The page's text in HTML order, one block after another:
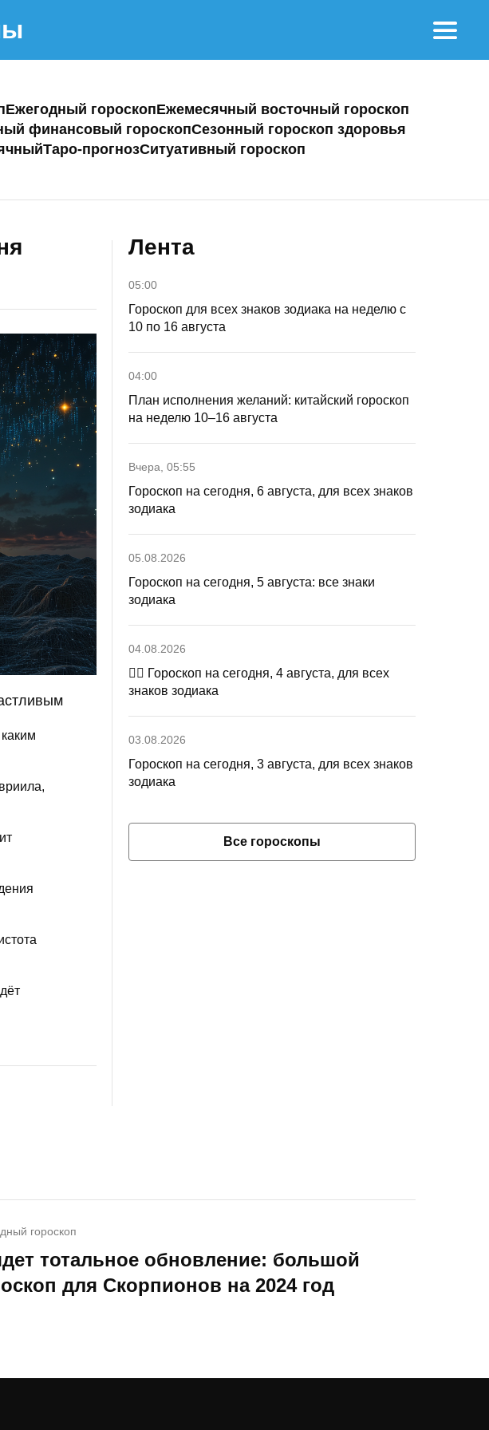
Ежегодный гороскопЕжемесячный восточный гороскоп
финансовый гороскопСезонный гороскоп здоровья
Таро-прогнозСитуативный гороскоп
Лента
05:00
Гороскоп для всех знаков зодиака на неделю с
10 по 16 августа
04:00
План исполнения желаний: китайский гороскоп
на неделю 10–16 августа
Вчера, 05:55
Гороскоп на сегодня, 6 августа, для всех знаков
зодиака
05.08.2026
Гороскоп на сегодня, 5 августа: все знаки
зодиака
04.08.2026
🧙‍♀ Гороскоп на сегодня, 4 августа, для всех
знаков зодиака
03.08.2026
Гороскоп на сегодня, 3 августа, для всех знаков
зодиака
Все гороскопы
гороскоп
тотальное обновление: большой
для Скорпионов на 2024 год